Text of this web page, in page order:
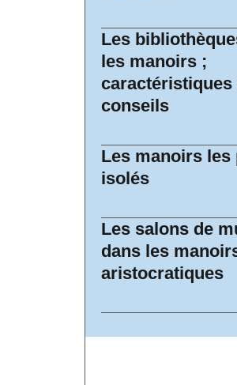
Les
les manoirs ;
caractéristiques
conseils
Les manoirs les
isolés
Les salons de
dans les
aristocratiques